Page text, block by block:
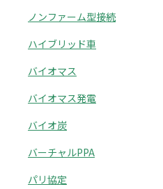
ノンファーム型接続
ハイブリッド車
バイオマス
バイオマス発電
バイオ炭
バーチャルPPA
パリ協定